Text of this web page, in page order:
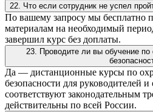
22. Что если сотрудник не успел
По вашему запросу мы бесплатно
материалам на необходимый
завершил курс без доплаты.
23. Проводите ли вы обучение
Да — дистанционные курсы по
безопасности для руководителей и
соответствуют законодательным
действительны по всей России.